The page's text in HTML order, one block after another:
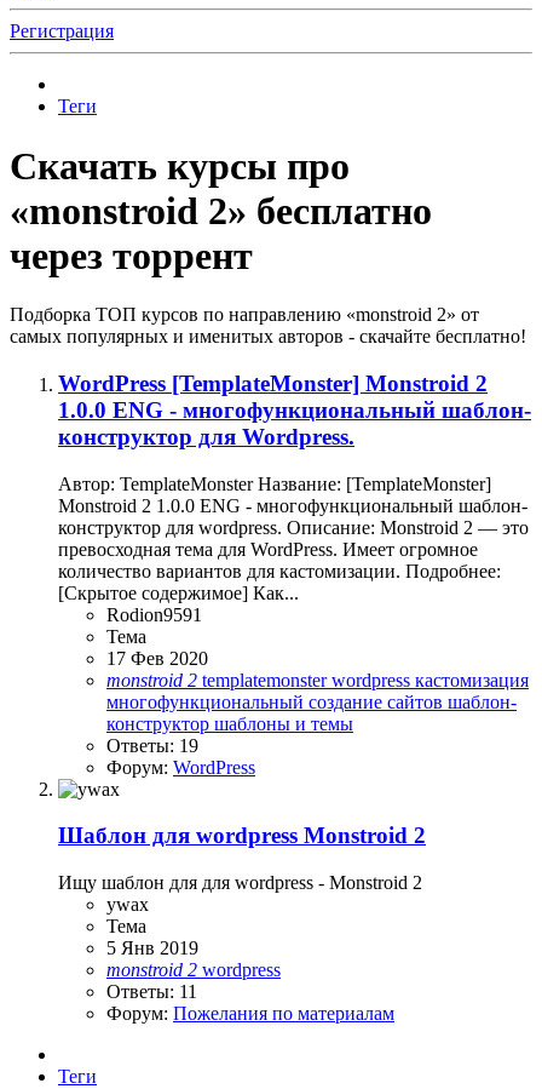
Регистрация
Теги
Скачать курсы про
«monstroid 2» бесплатно
через торрент
Подборка ТОП курсов по направлению «monstroid 2» от
самых популярных и именитых авторов - скачайте бесплатно!
WordPress [TemplateMonster] Monstroid 2
1.0.0 ENG - многофункциональный шаблон-
конструктор для Wordpress.
Автор: TemplateMonster Название: [TemplateMonster]
Monstroid 2 1.0.0 ENG - многофункциональный шаблон-
конструктор для wordpress. Описание: Monstroid 2 — это
превосходная тема для WordPress. Имеет огромное
количество вариантов для кастомизации. Подробнее:
[Скрытое содержимое] Как...
Rodion9591
Тема
17 Фев 2020
monstroid 2 templatemonsterwordpress кастомизация
многофункциональный создание сайтов шаблон-
конструктор шаблоны и темы
Ответы: 19
Форум: WordPress
Шаблон для wordpress Monstroid 2
Ищу шаблон для для wordpress - Monstroid 2
ywax
Тема
5 Янв 2019
monstroid 2 wordpress
Ответы: 11
Форум: Пожелания по материалам
Теги